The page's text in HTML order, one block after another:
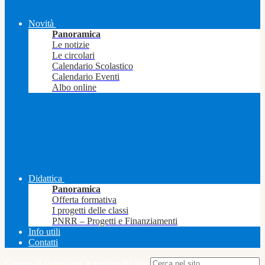
Novità
Panoramica
Le notizie
Le circolari
Calendario Scolastico
Calendario Eventi
Albo online
Didattica
Panoramica
Offerta formativa
I progetti delle classi
PNRR – Progetti e Finanziamenti
Info utili
Contatti